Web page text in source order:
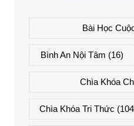
Bài Học
Bình An Nội Tâm (16)
Chìa Khóa
Chìa Khóa Tri Thức